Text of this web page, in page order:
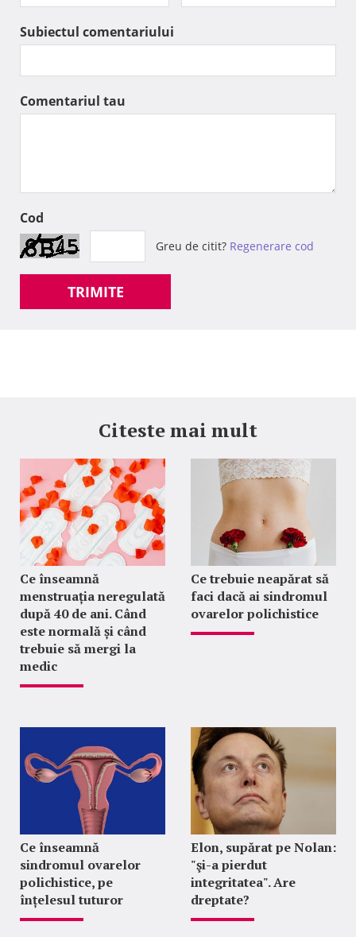
Subiectul comentariului
Comentariul tau
Cod
Greu de citit? Regenerare cod
TRIMITE
Citeste mai mult
Ce înseamnă
menstruația neregulată
după 40 de ani. Când
este normală și când
trebuie să mergi la
medic
Ce trebuie neapărat să
faci dacă ai sindromul
ovarelor polichistice
Ce înseamnă
sindromul ovarelor
polichistice, pe
înțelesul tuturor
Elon, supărat pe Nolan:
"şi-a pierdut
integritatea". Are
dreptate?